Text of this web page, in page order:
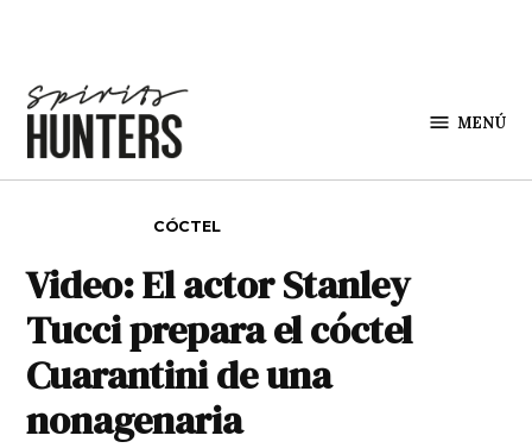
MENÚ
CÓCTEL
Video: El actor Stanley
Tucci prepara el cóctel
Cuarantini de una
nonagenaria